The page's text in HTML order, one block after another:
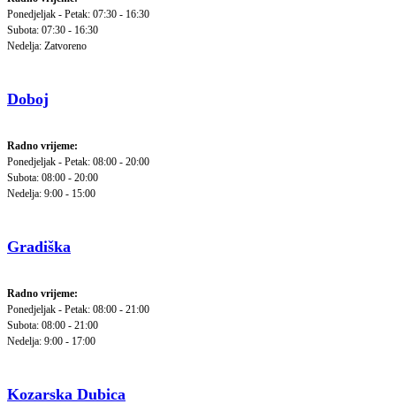
Ponedjeljak - Petak: 07:30 - 16:30
Subota: 07:30 - 16:30
Nedelja: Zatvoreno
Doboj
Radno vrijeme:
Ponedjeljak - Petak: 08:00 - 20:00
Subota: 08:00 - 20:00
Nedelja: 9:00 - 15:00
Gradiška
Radno vrijeme:
Ponedjeljak - Petak: 08:00 - 21:00
Subota: 08:00 - 21:00
Nedelja: 9:00 - 17:00
Kozarska Dubica